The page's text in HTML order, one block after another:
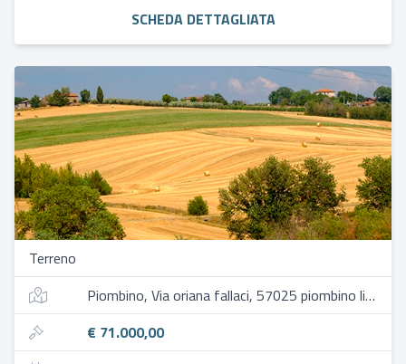
SCHEDA DETTAGLIATA
Terreno
Piombino, Via oriana fallaci, 57025 piombino li, italia
€ 71.000,00